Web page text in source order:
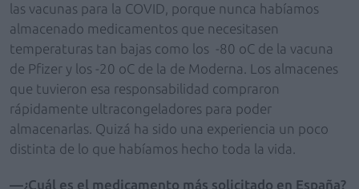
las vacunas para la COVID, porque nunca habíamos
almacenado medicamentos que necesitasen
temperaturas tan bajas como los -80 oC de la vacuna
de Pfizer y los -20 oC de la de Moderna. Los almacenes
que tuvieron esa responsabilidad compraron
rápidamente ultracongeladores para poder
almacenarlas. Quizá ha sido una experiencia un poco
distinta de lo que habíamos hecho toda la vida.
—¿Cuál es el medicamento más solicitado en España?